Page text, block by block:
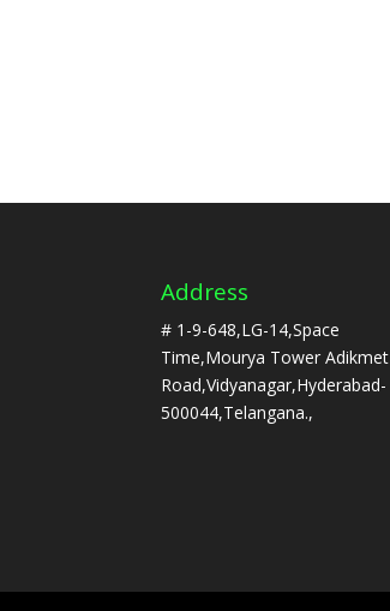
Address
# 1-9-648,LG-14,Space
Time,Mourya Tower Adikmet
Road,Vidyanagar,Hyderabad-
500044,Telangana.,